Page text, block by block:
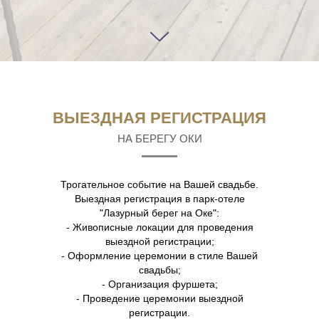
ВЫЕЗДНАЯ РЕГИСТРАЦИЯ
Трогательное событие на Вашей свадьбе.
Выездная регистрация в парк-отеле
"Лазурный берег на Оке":
- Живописные локации для проведения
выездной регистрации;
- Оформление церемонии в стиле Вашей
свадьбы;
- Организация фуршета;
- Проведение церемонии выездной
регистрации.
НА БЕРЕГУ ОКИ